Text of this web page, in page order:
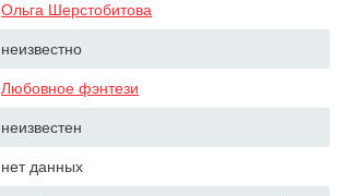
Ольга Шерстобитова
неизвестно
Любовное фэнтези
неизвестен
нет данных